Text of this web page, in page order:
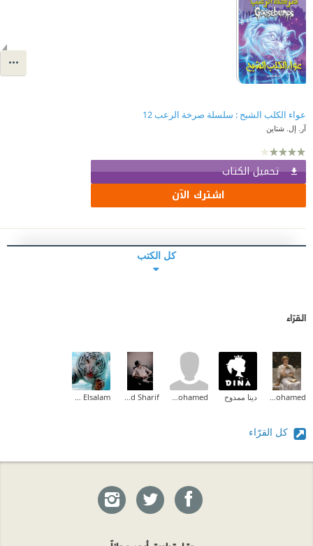
عواء الكلب الشبح : سلسلة صرخة الرعب 12
آر. إل. شتاين
تحميل الكتاب
اشترك الآن
كل الكتب
القرّاء
Aliaa Mohamed دينا ممدوح amr mohamed
Mohamed Khaled Sharif
Ehab Mohammed Abd Elsalam
كل القرّاء